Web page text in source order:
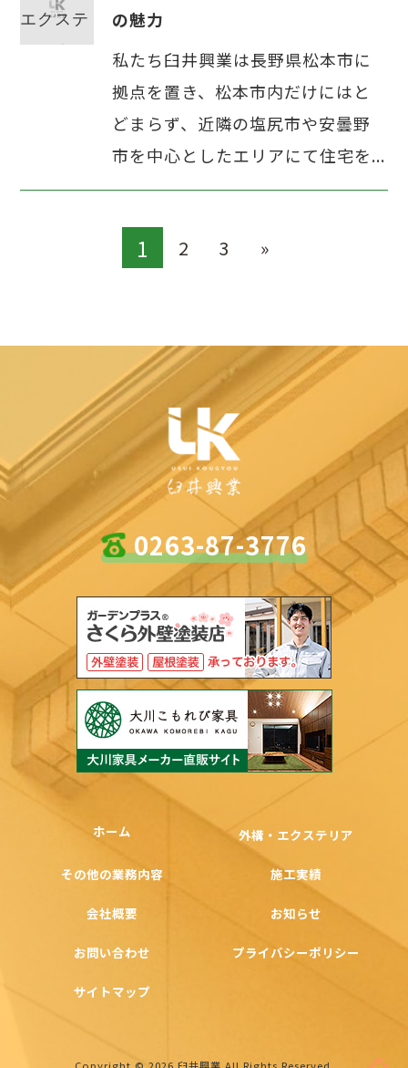
の魅力
私たち臼井興業は長野県松本市に
拠点を置き、松本市内だけにはと
どまらず、近隣の塩尻市や安曇野
市を中心としたエリアにて住宅を...
1 2 3 »
0263-87-3776
ホーム 外構・エクステリア
その他の業務内容 施工実績
会社概要 お知らせ
お問い合わせ プライバシーポリシー
サイトマップ